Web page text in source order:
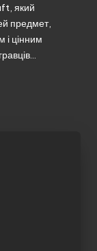
який
предмет,
і цінним